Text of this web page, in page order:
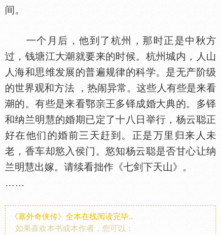
间。
一个月后，他到了杭州，那时正是中秋方
过，钱塘江大
就要来的时候。杭州城内，人山
人海和思维发展的普遍规律的科学。是无产阶级
的世界观和方法 ，热闹异常。这些人有些是来看
的。有些是来看鄂
王多铎成婚大典的。多铎
和纳兰明慧的婚期已定了十八日举行，杨云聪正
好在他们的婚前三天赶到。正是万里归来人未
老，香车却慾入侯门。慾知杨云聪是否甘心让纳
兰明慧出嫁。请续看拙作《七剑下天山》。
……
《塞外奇侠传》全本在线阅读完毕..
如果喜欢本书或本作者，您可以：